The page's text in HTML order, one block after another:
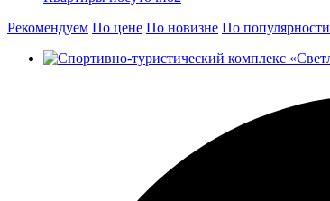
Рекомендуем По цене По новизне По популярности